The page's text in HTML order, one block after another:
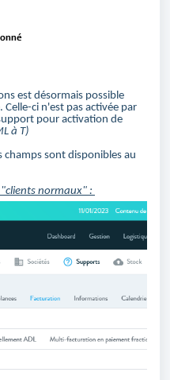
est désormais possible
ci n'est pas activée par
pour activation de
à T)
champs sont disponibles au
normaux" :